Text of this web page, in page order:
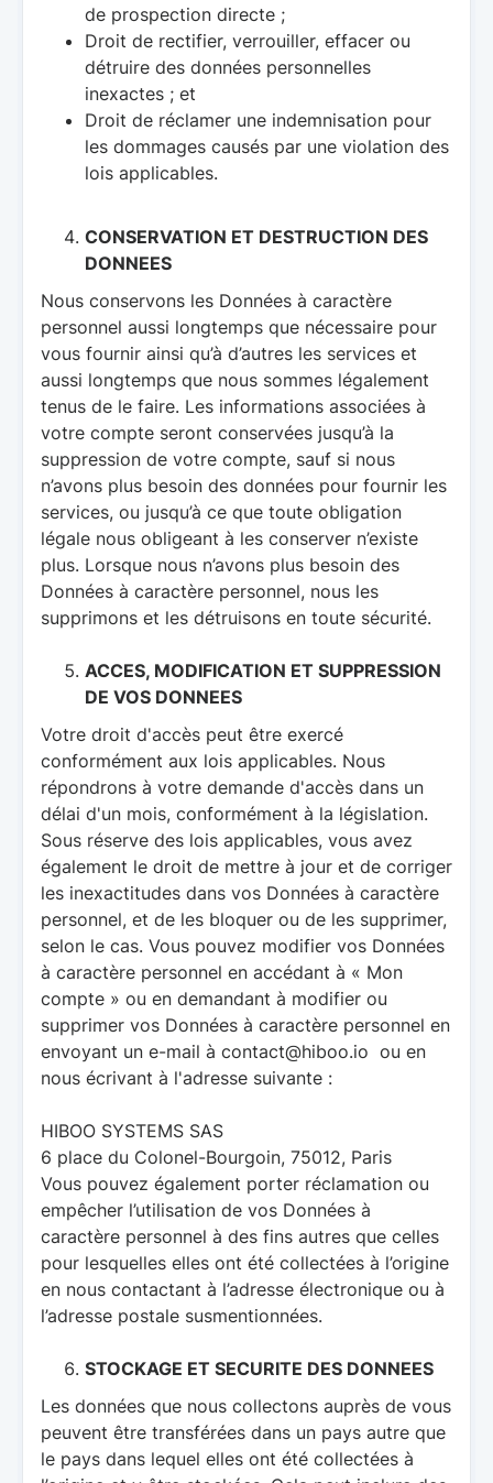
de prospection directe ;
Droit de rectifier, verrouiller, effacer ou
détruire des données personnelles
inexactes ; et
Droit de réclamer une indemnisation pour
les dommages causés par une violation des
lois applicables.
CONSERVATION ET DESTRUCTION DES
DONNEES
Nous conservons les Données à caractère
personnel aussi longtemps que nécessaire pour
vous fournir ainsi qu’à d’autres les services et
aussi longtemps que nous sommes légalement
tenus de le faire. Les informations associées à
votre compte seront conservées jusqu’à la
suppression de votre compte, sauf si nous
n’avons plus besoin des données pour fournir les
services, ou jusqu’à ce que toute obligation
légale nous obligeant à les conserver n’existe
plus. Lorsque nous n’avons plus besoin des
Données à caractère personnel, nous les
supprimons et les détruisons en toute sécurité.
ACCES, MODIFICATION ET SUPPRESSION
DE VOS DONNEES
Votre droit d'accès peut être exercé
conformément aux lois applicables. Nous
répondrons à votre demande d'accès dans un
délai d'un mois, conformément à la législation.
Sous réserve des lois applicables, vous avez
également le droit de mettre à jour et de corriger
les inexactitudes dans vos Données à caractère
personnel, et de les bloquer ou de les supprimer,
selon le cas. Vous pouvez modifier vos Données
à caractère personnel en accédant à « Mon
compte » ou en demandant à modifier ou
supprimer vos Données à caractère personnel en
envoyant un e-mail à contact@hiboo.io ou en
nous écrivant à l'adresse suivante :
HIBOO SYSTEMS SAS
6 place du Colonel-Bourgoin, 75012, Paris
Vous pouvez également porter réclamation ou
empêcher l’utilisation de vos Données à
caractère personnel à des fins autres que celles
pour lesquelles elles ont été collectées à l’origine
en nous contactant à l’adresse électronique ou à
l’adresse postale susmentionnées.
STOCKAGE ET SECURITE DES DONNEES
Les données que nous collectons auprès de vous
peuvent être transférées dans un pays autre que
le pays dans lequel elles ont été collectées à